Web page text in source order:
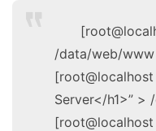
/data/web/www
Server</h1>”